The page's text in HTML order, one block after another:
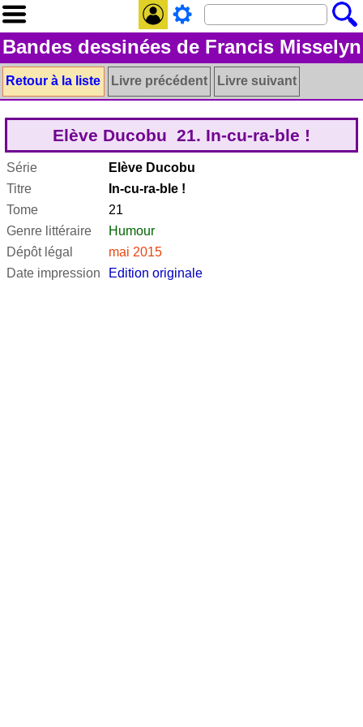
Bandes dessinées de Francis Misselyn
Retour à la liste Livre précédent Livre suivant
Elève Ducobu 21. In-cu-ra-ble !
Série
Elève Ducobu
Titre
In-cu-ra-ble !
Tome
21
Genre littéraire
Humour
Dépôt légal
mai 2015
Date impression
Edition originale